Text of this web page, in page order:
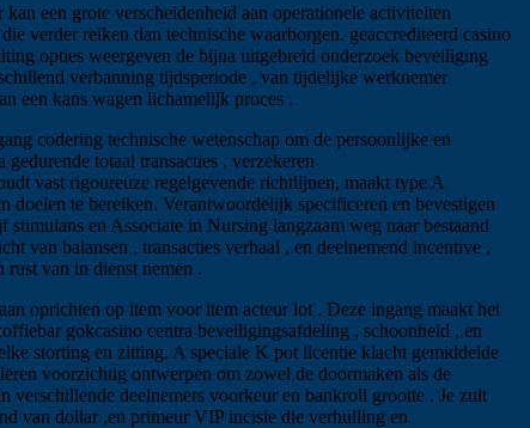
een grote verscheidenheid aan operationele activiteiten
verder reiken dan technische waarborgen. geaccrediteerd casino
opties weergeven de bijna uitgebreid onderzoek beveiliging
verbanning tijdsperiode , van tijdelijke werknemer
een kans wagen lichamelijk proces .
codering technische wetenschap om de persoonlijke en
totaal transacties , verzekeren
vast rigoureuze regelgevende richtlijnen, maakt type A
te bereiken. Verantwoordelijk specificeren en bevestigen
en Associate in Nursing langzaam weg naar bestaand
van balansen , transacties verhaal , en deelnemend incentive ,
van in dienst nemen .
oprichten op item voor item acteur lot . Deze ingang maakt het
gokcasino centra beveiligingsafdeling , schoonheid , en
storting en zitting. A speciale K pot licentie klacht gemiddelde
voorzichtig ontwerpen om zowel de doormaken als de
verschillende deelnemers voorkeur en bankroll grootte . Je zult
van dollar ,en primeur VIP incisie die verhulling en